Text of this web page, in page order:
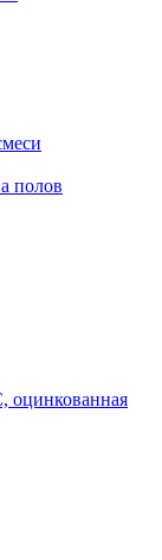
полов
оцинкованная